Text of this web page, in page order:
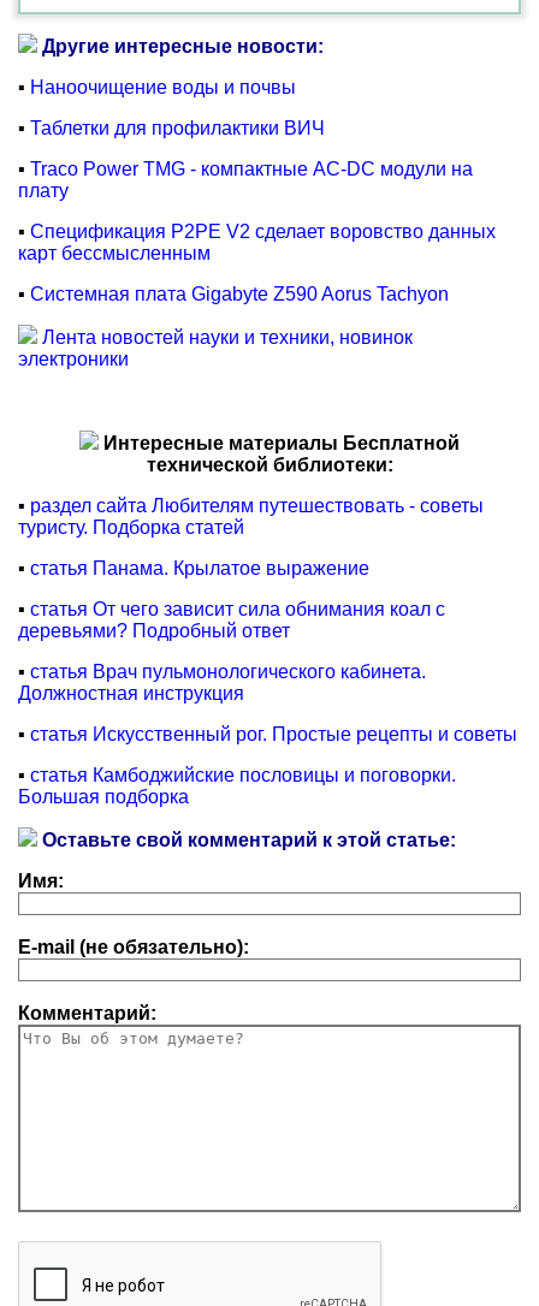
Другие интересные новости:
▪ Наноочищение воды и почвы
▪ Таблетки для профилактики ВИЧ
▪ Traco Power TMG - компактные AC-DC модули на
плату
▪ Cпецификация P2PE V2 сделает воровство данных
карт бессмысленным
▪ Системная плата Gigabyte Z590 Aorus Tachyon
Лента новостей науки и техники, новинок
электроники
Интересные материалы Бесплатной
технической библиотеки:
▪ раздел сайта Любителям путешествовать - советы
туристу. Подборка статей
▪ статья Панама. Крылатое выражение
▪ статья От чего зависит сила обнимания коал с
деревьями? Подробный ответ
▪ статья Врач пульмонологического кабинета.
Должностная инструкция
▪ статья Искусственный рог. Простые рецепты и советы
▪ статья Камбоджийские пословицы и поговорки.
Большая подборка
Оставьте свой комментарий к этой статье:
Имя:
E-mail (не обязательно):
Комментарий: